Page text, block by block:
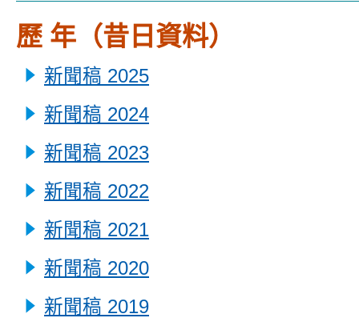
歷 年（昔日資料）
新聞稿 2025
新聞稿 2024
新聞稿 2023
新聞稿 2022
新聞稿 2021
新聞稿 2020
新聞稿 2019